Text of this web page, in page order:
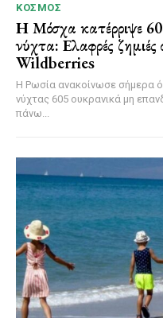
ΚΌΣΜΟΣ
Η Μόσχα κατέρριψε
νύχτα: Ελαφρές
Wildberries
Η Ρωσία ανακοίνωσε σήμερα
νύχτας 605 ουκρανικά μη
πάνω...